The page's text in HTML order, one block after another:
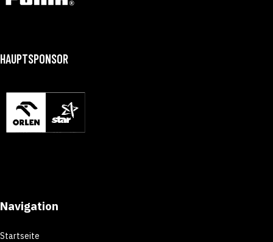
HAUPTSPONSOR
Navigation
Startseite